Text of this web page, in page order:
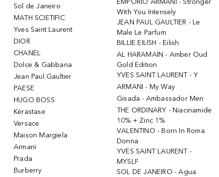
Sol de Janeiro
MATH SCIETIFIC
Yves Saint Laurent
DIOR
CHANEL
Dolce & Gabbana
Jean Paul Gaultier
PAESE
HUGO BOSS
Kérastase
Versace
Maison Margiela
Armani
Prada
Burberry
EMPORIO ARMANI - Stronger
With You Intensely
JEAN PAUL GAULTIER - Le
Male Le Parfum
BILLIE EILISH - Eilish
AL HARAMAIN - Amber Oud
Gold Edition
YVES SAINT LAURENT - Y
ARMANI - My Way
Gisada - Ambassador Men
THE ORDINARY - Niacinamide
10% + Zinc 1%
VALENTINO - Born In Roma
Donna
YVES SAINT LAURENT -
MYSLF
SOL DE JANEIRO - Agua